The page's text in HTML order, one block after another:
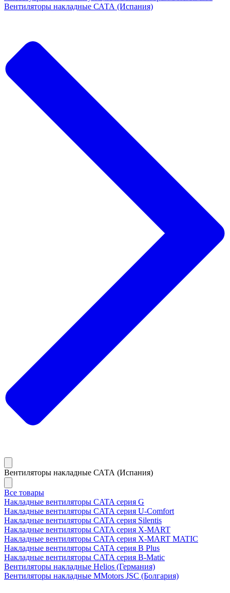
Вентиляторы накладные САТА (Испания)
Вентиляторы накладные САТА (Испания)
Все товары
Накладные вентиляторы CATA серия G
Накладные вентиляторы CATA серия U-Comfort
Накладные вентиляторы CATA серия Silentis
Накладные вентиляторы CATA серия X-MART
Накладные вентиляторы CATA серия X-MART MATIC
Накладные вентиляторы CATA серия B Plus
Накладные вентиляторы CATA серия B-Matic
Вентиляторы накладные Helios (Германия)
Вентиляторы накладные MMotors JSC (Болгария)